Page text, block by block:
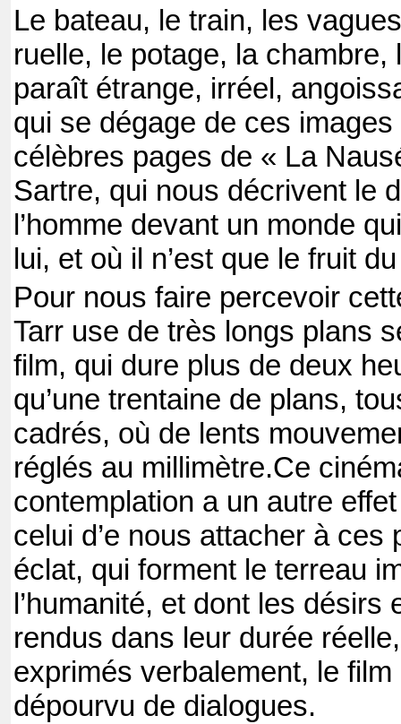
Le bateau, le train, les
ruelle, le potage, la chambre,
paraît étrange, irréel,
qui se dégage de ces
célèbres pages de « La
Sartre, qui nous décrivent le
l’homme devant un monde
lui, et où il n’est que le fruit
Pour nous faire percevoir
Tarr use de très longs plans
film, qui dure plus de deux
qu’une trentaine de plans,
cadrés, où de lents
réglés au millimètre.Ce
contemplation a un autre
celui d’e nous attacher à ces
éclat, qui forment le terreau
l’humanité, et dont les
rendus dans leur durée
exprimés verbalement, le
dépourvu de dialogues.